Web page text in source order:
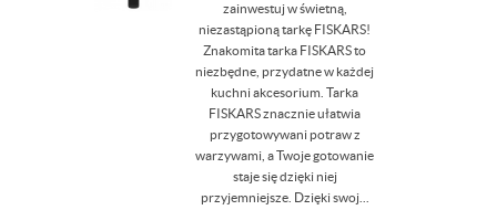
zainwestuj w świetną,
niezastąpioną tarkę FISKARS!
Znakomita tarka FISKARS to
niezbędne, przydatne w każdej
kuchni akcesorium. Tarka
FISKARS znacznie ułatwia
przygotowywani potraw z
warzywami, a Twoje gotowanie
staje się dzięki niej
przyjemniejsze. Dzięki swoj...